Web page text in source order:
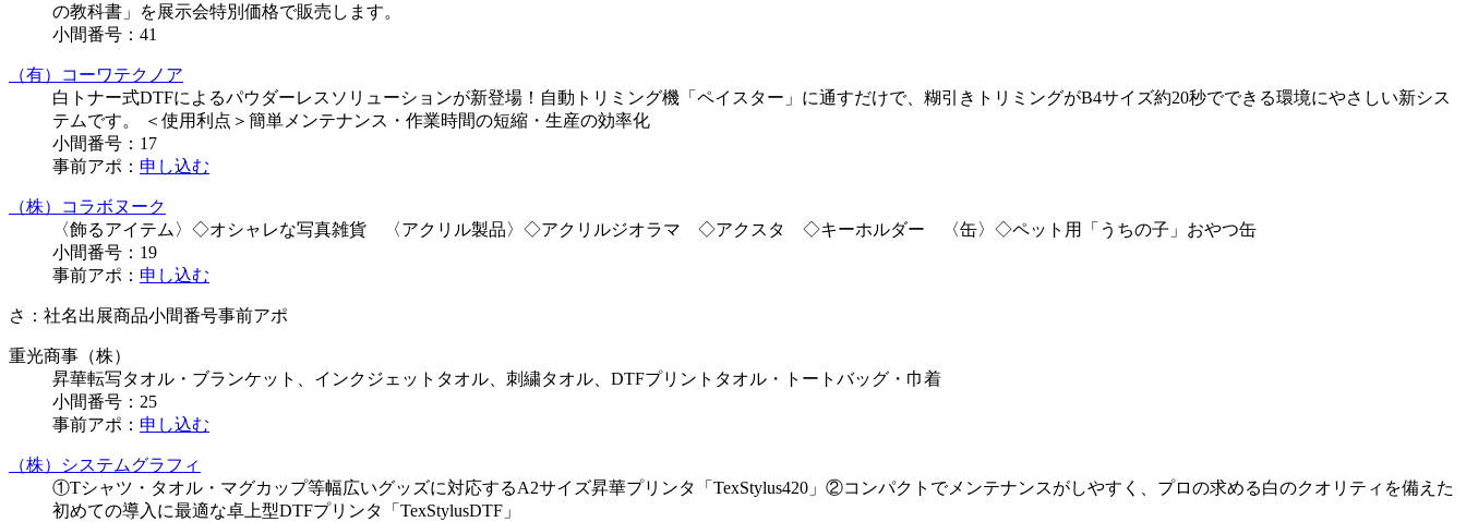
の教科書」を展示会特別価格で販売します。
小間番号： 41
（有）コーワテクノア
白トナー式DTFによるパウダーレスソリューションが新登場！自動トリミング機「ペイスター」に通すだけで、糊引きトリミングがB4サイズ約20秒でできる環境にやさしい新シス
テムです。 ＜使用利点＞簡単メンテナンス・作業時間の短縮・生産の効率化
小間番号： 17
事前アポ： 申し込む
（株）コラボヌーク
〈飾るアイテム〉◇オシャレな写真雑貨 〈アクリル製品〉◇アクリルジオラマ ◇アクスタ ◇キーホルダー 〈缶〉◇ペット用「うちの子」おやつ缶
小間番号： 19
事前アポ： 申し込む
さ： 社名出展商品小間番号事前アポ
重光商事（株）
昇華転写タオル・ブランケット、インクジェットタオル、刺繍タオル、DTFプリントタオル・トートバッグ・巾着
小間番号： 25
事前アポ： 申し込む
（株）システムグラフィ
①Tシャツ・タオル・マグカップ等幅広いグッズに対応するA2サイズ昇華プリンタ「TexStylus420」②コンパクトでメンテナンスがしやすく、プロの求める白のクオリティを備えた
初めての導入に最適な卓上型DTFプリンタ「TexStylusDTF」